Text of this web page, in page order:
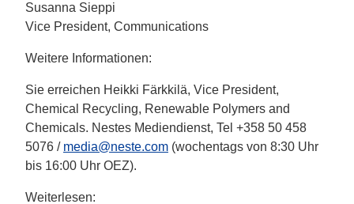
Susanna Sieppi
Vice President, Communications
Weitere Informationen:
Sie erreichen Heikki Färkkilä, Vice President,
Chemical Recycling, Renewable Polymers and
Chemicals. Nestes Mediendienst, Tel +358 50 458
5076 / media@neste.com (wochentags von 8:30 Uhr
bis 16:00 Uhr OEZ).
Weiterlesen: